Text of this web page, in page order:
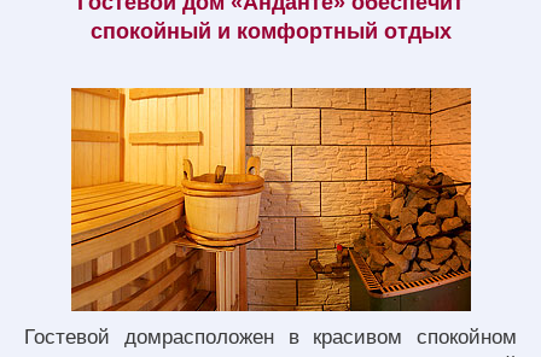
спокойный и комфортный отдых
Гостевой домрасположен в красивом спокойном